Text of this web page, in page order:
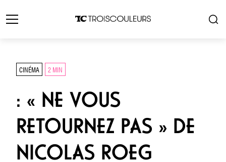
CINÉMA 2 MIN
: « NE VOUS
RETOURNEZ PAS » DE
NICOLAS ROEG